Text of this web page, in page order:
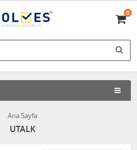
0
Ana Sayfa
UTALK